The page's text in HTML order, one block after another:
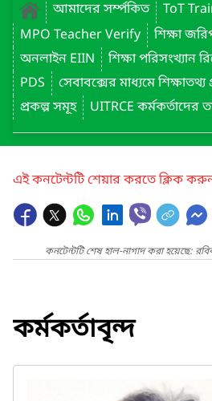
আমাদের সর্ম্পকিত
ToT
MPO Teacher Verify
শিক্ষা
অনলাইন EIIN
শিক্ষা পরিসংখ্যান
PDS
সেবাবক্সের মাধ্যমে শিক্ষাতথ্য
প্রকল্প সমূহ
UITRCE কর্মকর্তাদের
এই কনটেন্টটি শেয়ার করতে ক্লিক
কনটেন্টটি শেষ হাল-নাগাদ করা হয়েছে:
কর্মকর্তাবৃন্দ